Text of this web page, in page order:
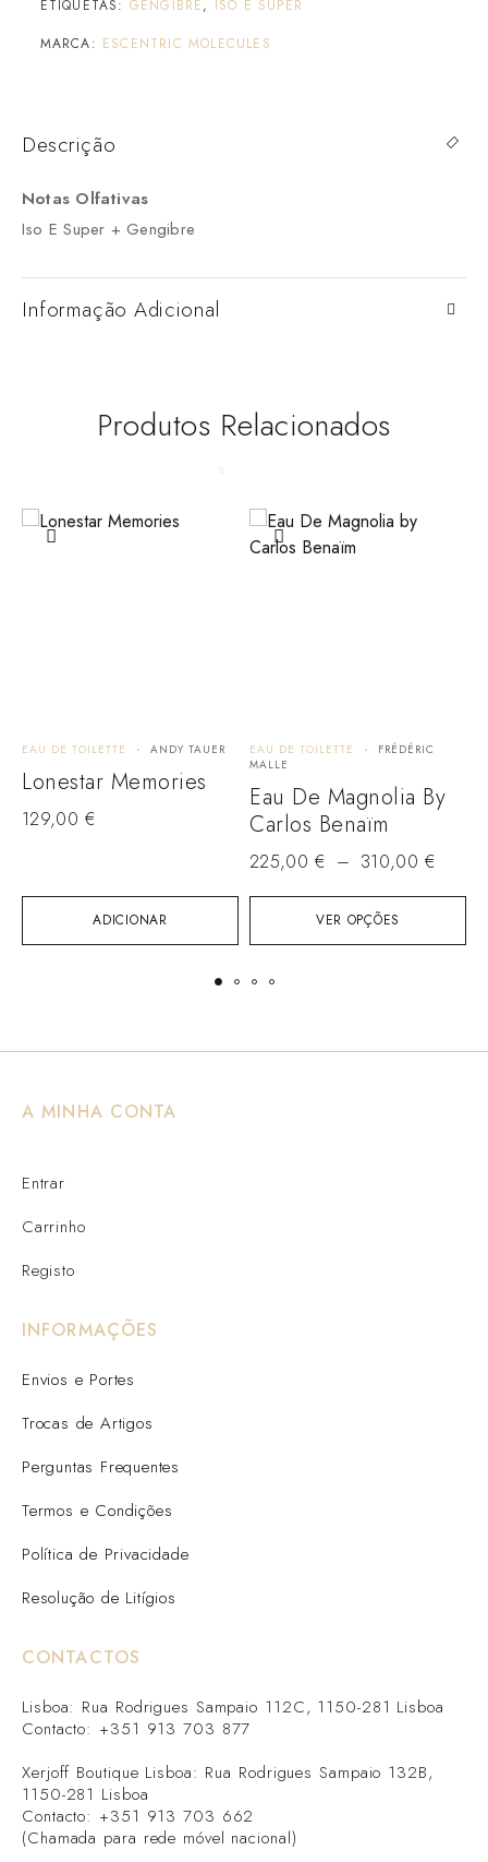
ETIQUETAS: GENGIBRE, ISO E SUPER
MARCA: ESCENTRIC MOLECULES
Descrição
Notas Olfativas
Iso E Super + Gengibre
Informação Adicional
Produtos Relacionados
ADICIONAR
EAU DE TOILETTE ANDY TAUER
Lonestar Memories
129,00 €
VER OPÇÕES
EAU DE TOILETTE
FRÉDÉRIC
MALLE
Eau De Magnolia By
Carlos Benaïm
225,00 € – 310,00 €
A MINHA CONTA
Entrar
Carrinho
Registo
INFORMAÇÕES
Envios e Portes
Trocas de Artigos
Perguntas Frequentes
Termos e Condições
Política de Privacidade
Resolução de Litígios
CONTACTOS
Lisboa: Rua Rodrigues Sampaio 112C, 1150-281 Lisboa
Contacto: +351 913 703 877
Xerjoff Boutique Lisboa: Rua Rodrigues Sampaio 132B,
1150-281 Lisboa
Contacto: +351 913 703 662
(Chamada para rede móvel nacional)